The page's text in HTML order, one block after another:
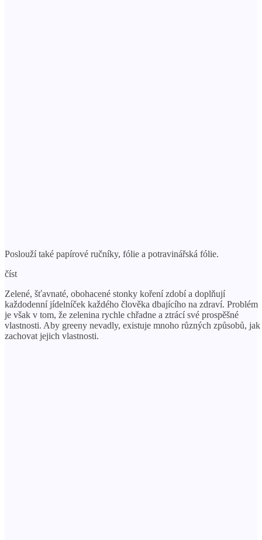
Poslouží také papírové ručníky, fólie a potravinářská fólie.
číst
Zelené, šťavnaté, obohacené stonky koření zdobí a doplňují
každodenní jídelníček každého člověka dbajícího na zdraví. Problém
je však v tom, že zelenina rychle chřadne a ztrácí své prospěšné
vlastnosti. Aby greeny nevadly, existuje mnoho různých způsobů, jak
zachovat jejich vlastnosti.